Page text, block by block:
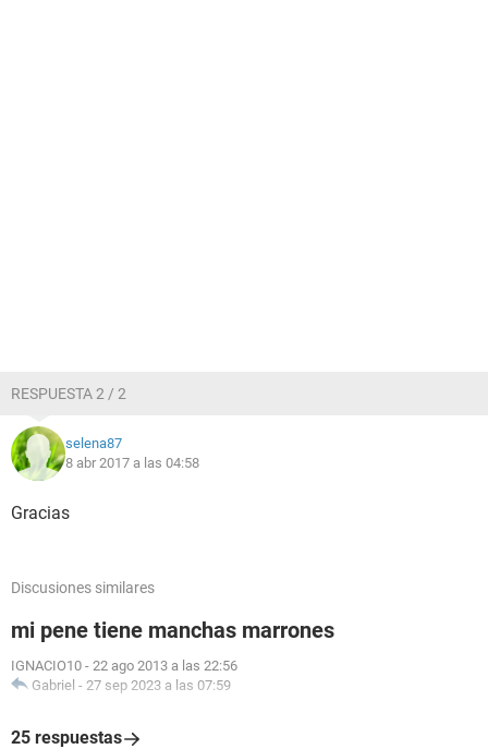
RESPUESTA 2 / 2
selena87
8 abr 2017 a las 04:58
Gracias
Discusiones similares
mi pene tiene manchas marrones
IGNACIO10 - 22 ago 2013 a las 22:56
Gabriel - 27 sep 2023 a las 07:59
25 respuestas